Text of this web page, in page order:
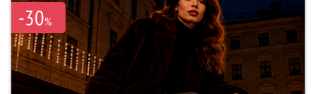
-30%